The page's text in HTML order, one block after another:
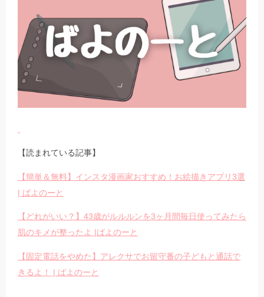
【読まれている記事】
【簡単＆無料】インスタ漫画家おすすめ！お絵描きアプリ3選
| ばよのーと
【どれがいい？】43歳がルルルンを3ヶ月間毎日使ってみたら
肌のキメが整ったよ |ばよのーと
【固定電話をやめた】アレクサでお留守番の子どもと通話で
きるよ！ | ばよのーと